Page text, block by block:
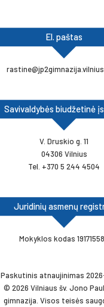
El. paštas
Savivaldybės biudžetinė
V. Druskio g. 11
04306 Vilnius
Tel. +370 5 244 4504
Juridinių asmenų
Mokyklos kodas
Paskutinis atnaujinimas
© 2026 Vilniaus šv. Jono
gimnazija. Visos teisės